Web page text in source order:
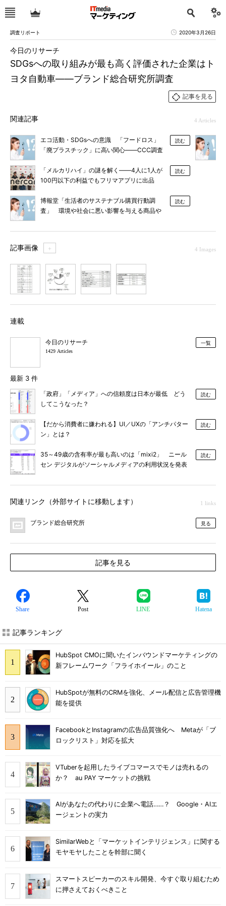
調査リポート 2020年3月26日
SDGsへの取り組みが最も高く評価された企業はト
ヨタ自動車――ブランド総合研究所調査
今日のリサーチ
記事を見る
関連記事 4 Articles
エコ活動・SDGsへの意識 「フードロス」
「廃プラスチック」に高い関心――CCC調査
読む
「メルカリハイ」の謎を解く――4人に1人が
100円以下の利益でもフリマアプリに出品
読む
博報堂「生活者のサステナブル購買行動調
査」 環境や社会に悪い影響を与える商品や
読む
記事画像 ＋ 4 Images
連載
今日のリサーチ
1429 Articles
一覧
最新 3 件
「政府」「メディア」への信頼度は日本が最低 どう
してこうなった？
読む
【だから消費者に嫌われる】UI／UXの「アンチパター
ン」とは？
読む
35～49歳の含有率が最も高いのは「mixi2」 ニール
セン デジタルがソーシャルメディアの利用状況を発表
読む
関連リンク（外部サイトに移動します） 1 links
ブランド総合研究所 見る
記事を見る
Share Post LINE Hatena
記事ランキング
HubSpot CMOに聞いたインバウンドマーケティングの
新フレームワーク「フライホイール」のこと
HubSpotが無料のCRMを強化、メール配信と広告管理機
能を提供
FacebookとInstagramの広告品質強化へ Metaが「ブ
ロックリスト」対応を拡大
VTuberを起用したライブコマースでモノは売れるの
か？ au PAY マーケットの挑戦
AIがあなたの代わりに企業へ電話……？ Google・AIエ
ージェントの実力
SimilarWebと「マーケットインテリジェンス」に関する
モヤモヤしたことを幹部に聞く
スマートスピーカーのスキル開発、今すぐ取り組むため
に押さえておくべきこと